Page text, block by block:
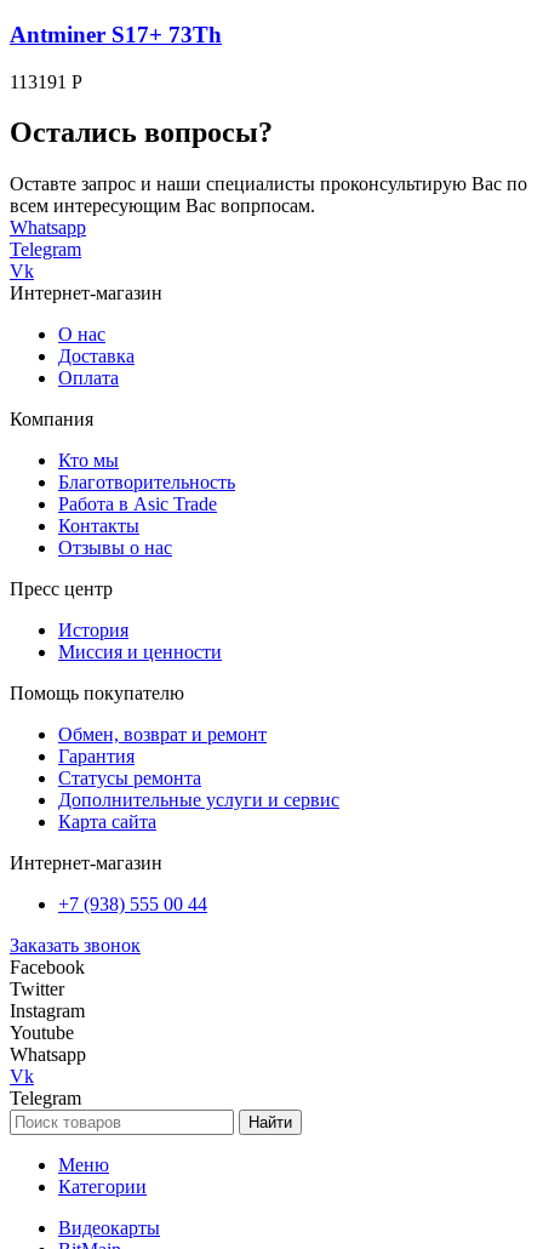
Antminer S17+ 73Th
113191 Р
Остались вопросы?
Оставте запрос и наши специалисты проконсультирую Вас по
всем интересующим Вас вопрпосам.
Whatsapp
Telegram
Vk
Интернет-магазин
О нас
Доставка
Оплата
Компания
Кто мы
Благотворительность
Работа в Asic Trade
Контакты
Отзывы о нас
Пресс центр
История
Миссия и ценности
Помощь покупателю
Обмен, возврат и ремонт
Гарантия
Статусы ремонта
Дополнительные услуги и сервис
Карта сайта
Интернет-магазин
+7 (938) 555 00 44
Заказать звонок
Facebook
Twitter
Instagram
Youtube
Whatsapp
Vk
Telegram
Найти
Меню
Категории
Видеокарты